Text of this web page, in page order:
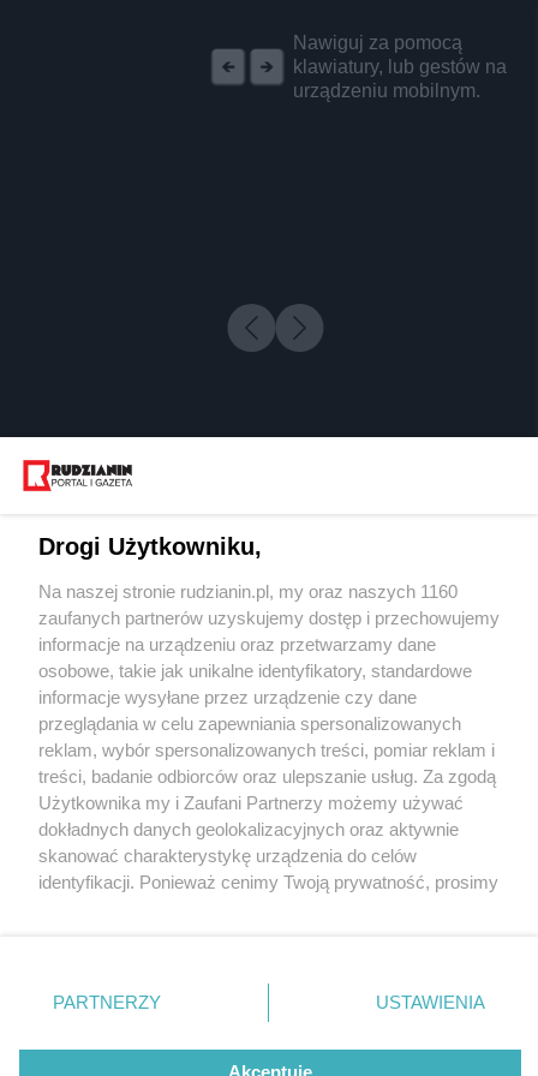
Nawiguj za pomocą
klawiatury, lub gestów na
urządzeniu mobilnym.
1 / 0
Wydawca mediów
Nie zapomnij
zapoznać się z:
polityką prywatności regulamin korzystania z portali
Twojemiasto
Piekary Śląskie
Chorzów
Tarnowskie Góry
Gliwice
Skontakuj sięz nami
Kontakt
Wydawca
Redakcja
Drogi Użytkowniku,
Na naszej stronie rudzianin.pl, my oraz naszych 1160
zaufanych partnerów uzyskujemy dostęp i przechowujemy
informacje na urządzeniu oraz przetwarzamy dane
osobowe, takie jak unikalne identyfikatory, standardowe
informacje wysyłane przez urządzenie czy dane
przeglądania w celu zapewniania spersonalizowanych
reklam, wybór spersonalizowanych treści, pomiar reklam i
treści, badanie odbiorców oraz ulepszanie usług. Za zgodą
Użytkownika my i Zaufani Partnerzy możemy używać
dokładnych danych geolokalizacyjnych oraz aktywnie
skanować charakterystykę urządzenia do celów
identyfikacji. Ponieważ cenimy Twoją prywatność, prosimy
prywatności znajdujący się w lewym dolnym rogu strony
. Niektóre rodzaje przetwarzania danych nie wymagają
zgody użytkownika, ale masz prawo sprzeciwić się
takiemu przetwarzaniu. Preferencje będą miały
PARTNERZY USTAWIENIA
Akceptuję